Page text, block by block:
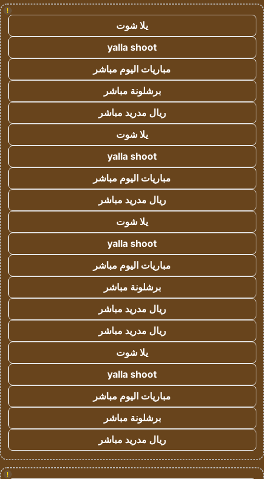
!
يلا شوت
yalla shoot
مباريات اليوم مباشر
برشلونة مباشر
ريال مدريد مباشر
يلا شوت
yalla shoot
مباريات اليوم مباشر
ريال مدريد مباشر
يلا شوت
yalla shoot
مباريات اليوم مباشر
برشلونة مباشر
ريال مدريد مباشر
ريال مدريد مباشر
يلا شوت
yalla shoot
مباريات اليوم مباشر
برشلونة مباشر
ريال مدريد مباشر
!